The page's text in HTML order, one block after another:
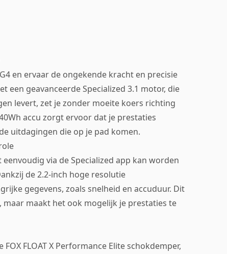
en ervaar de ongekende kracht en precisie
een geavanceerde Specialized 3.1 motor, die
levert, zet je zonder moeite koers richting
accu zorgt ervoor dat je prestaties
uitdagingen die op je pad komen.
via de Specialized app kan worden
de 2.2-inch hoge resolutie
gegevens, zoals snelheid en accuduur. Dit
maakt het ook mogelijk je prestaties te
FLOAT X Performance Elite schokdemper,